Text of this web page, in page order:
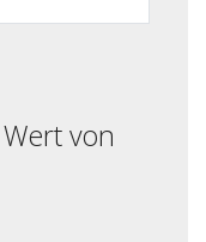
von